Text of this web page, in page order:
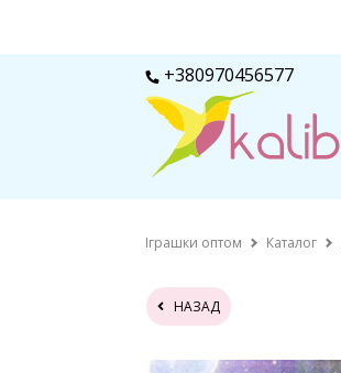
+380970456577
Іграшки оптом Каталог
НАЗАД